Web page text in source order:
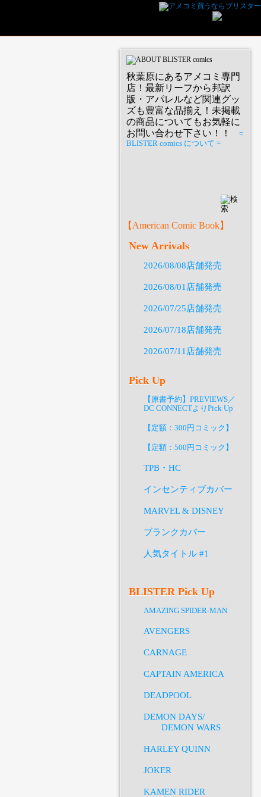
秋葉原にあるアメコミ専門
店！最新リーフから邦訳
版・アパレルなど関連グッ
ズも豊富な品揃え！未掲載
の商品についてもお気軽に
お問い合わせ下さい！！
=
BLISTER comics について =
【American Comic Book】
New Arrivals
2026/08/08店舗発売
2026/08/01店舗発売
2026/07/25店舗発売
2026/07/18店舗発売
2026/07/11店舗発売
Pick Up
【原書予約】PREVIEWS／
DC CONNECTよりPick Up
【定額：300円コミック】
【定額：500円コミック】
TPB・HC
インセンティブカバー
MARVEL & DISNEY
ブランクカバー
人気タイトル #1
BLISTER Pick Up
AMAZING SPIDER-MAN
AVENGERS
CARNAGE
CAPTAIN AMERICA
DEADPOOL
DEMON DAYS/
DEMON WARS
HARLEY QUINN
JOKER
KAMEN RIDER